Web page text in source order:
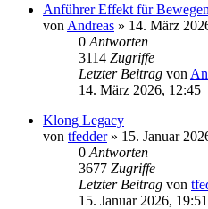
Anführer Effekt für
von Andreas » 14. März
0 Antworten
3114 Zugriffe
Letzter Beitrag von
14. März 2026, 12:45
Klong Legacy
von tfedder» 15. Januar
0 Antworten
3677 Zugriffe
Letzter Beitrag von
15. Januar 2026, 19:51